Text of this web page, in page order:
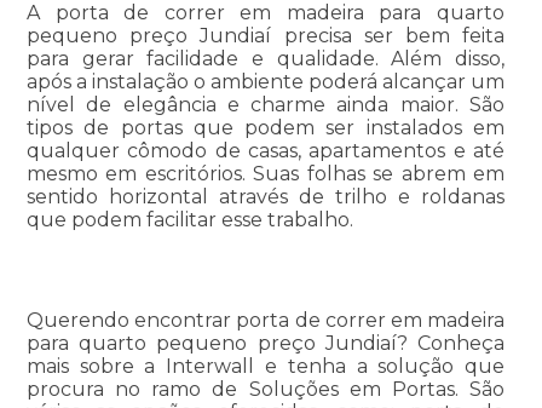
A porta de correr em madeira para quarto
pequeno preço Jundiaí precisa ser bem feita
para gerar facilidade e qualidade. Além disso,
após a instalação o ambiente poderá alcançar um
nível de elegância e charme ainda maior. São
tipos de portas que podem ser instalados em
qualquer cômodo de casas, apartamentos e até
mesmo em escritórios. Suas folhas se abrem em
sentido horizontal através de trilho e roldanas
que podem facilitar esse trabalho.
Querendo encontrar porta de correr em madeira
para quarto pequeno preço Jundiaí? Conheça
mais sobre a Interwall e tenha a solução que
procura no ramo de Soluções em Portas. São